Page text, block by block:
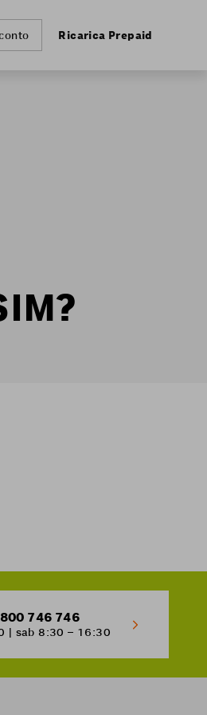
Ricarica Prepaid
746 746
| sab 8:30 – 16:30